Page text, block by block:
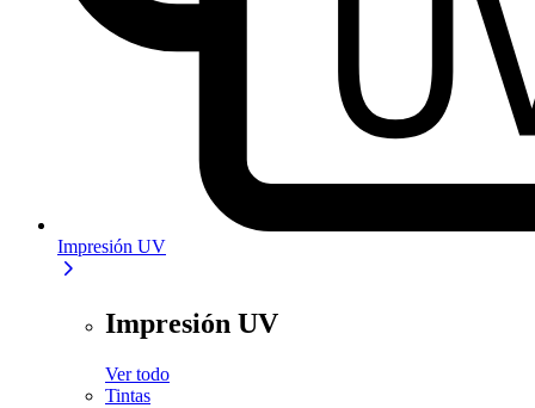
Impresión UV
Impresión UV
Ver todo
Tintas